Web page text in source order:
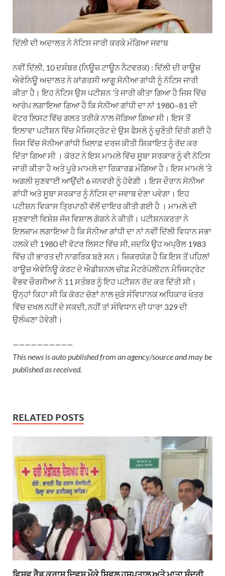
n
ਦਿੱਲੀ ਦੀ ਅਦਾਲਤ ਨੇ ਨੋਟਿਸ ਜਾਰੀ ਕਰਕੇ ਮੰਗਿਆ ਜਵਾਬ
ਨਵੀਂ ਦਿੱਲੀ, 10 ਦਸੰਬਰ (ਨਿਊਜ਼ ਟਾਊਨ ਨੈਟਵਰਕ) : ਦਿੱਲੀ ਦੀ ਰਾਊਜ਼
ਐਵੇਨਿਊ ਅਦਾਲਤ ਨੇ ਕਾਂਗਰਸੀ ਆਗੂ ਸੋਨੀਆ ਗਾਂਧੀ ਨੂੰ ਨੋਟਿਸ ਜਾਰੀ
ਕੀਤਾ ਹੈ। ਇਹ ਨੋਟਿਸ ਉਸ ਪਟੀਸ਼ਨ ’ਤੇ ਜਾਰੀ ਕੀਤਾ ਗਿਆ ਹੈ ਜਿਸ ਵਿੱਚ
ਆਰੋਪ ਲਗਾਇਆ ਗਿਆ ਹੈ ਕਿ ਸੋਨੀਆ ਗਾਂਧੀ ਦਾ ਨਾਂ 1980–81 ਦੀ
ਵੋਟਰ ਲਿਸਟ ਵਿੱਚ ਗਲਤ ਤਰੀਕੇ ਨਾਲ ਜੋੜਿਆ ਗਿਆ ਸੀ। ਇਸ ਤੋਂ
ਇਲਾਵਾ ਪਟੀਸ਼ਨ ਵਿੱਚ ਮੈਜਿਸਟ੍ਰੇਟ ਦੇ ਉਸ ਫੈਸਲੇ ਨੂੰ ਚੁਣੌਤੀ ਦਿੱਤੀ ਗਈ ਹੈ
ਜਿਸ ਵਿੱਚ ਸੋਨੀਆ ਗਾਂਧੀ ਖਿਲਾਫ਼ ਦਰਜ ਕੀਤੀ ਸ਼ਿਕਾਇਤ ਨੂੰ ਰੱਦ ਕਰ
ਦਿੱਤਾ ਗਿਆ ਸੀ । ਕੋਰਟ ਨੇ ਇਸ ਮਾਮਲੇ ਵਿੱਚ ਸੂਬਾ ਸਰਕਾਰ ਨੂੰ ਵੀ ਨੋਟਿਸ
ਜਾਰੀ ਕੀਤਾ ਹੈ ਅਤੇ ਪੂਰੇ ਮਾਮਲੇ ਦਾ ਰਿਕਾਰਡ ਮੰਗਿਆ ਹੈ। ਇਸ ਮਾਮਲੇ ’ਤੇ
ਅਗਲੀ ਸੁਣਵਾਈ ਆਉਂਦੀ 6 ਜਨਵਰੀ ਨੂੰ ਹੋਵੇਗੀ । ਇਸ ਦੌਰਾਨ ਸੋਨੀਆ
ਗਾਂਧੀ ਅਤੇ ਸੂਬਾ ਸਰਕਾਰ ਨੂੰ ਨੋਟਿਸ ਦਾ ਜਵਾਬ ਦੇਣਾ ਪਵੇਗਾ। ਇਹ
ਪਟੀਸ਼ਨ ਵਿਕਾਸ ਤ੍ਰਿਪਾਠੀ ਵੱਲੋਂ ਦਾਇਰ ਕੀਤੀ ਗਈ ਹੈ । ਮਾਮਲੇ ਦੀ
ਸੁਣਵਾਈ ਵਿਸ਼ੇਸ਼ ਜੱਜ ਵਿਸ਼ਾਲ ਗੋਗਨੇ ਨੇ ਕੀਤੀ। ਪਟੀਸ਼ਨਕਰਤਾ ਨੇ
ਇਲਜ਼ਾਮ ਲਗਾਇਆ ਹੈ ਕਿ ਸੋਨੀਆ ਗਾਂਧੀ ਦਾ ਨਾਂ ਨਵੀਂ ਦਿੱਲੀ ਵਿਧਾਨ ਸਭਾ
ਹਲਕੇ ਦੀ 1980 ਦੀ ਵੋਟਰ ਲਿਸਟ ਵਿੱਚ ਸੀ, ਜਦਕਿ ਉਹ ਅਪ੍ਰੈਲ 1983
ਵਿੱਚ ਹੀ ਭਾਰਤ ਦੀ ਨਾਗਰਿਕ ਬਣੇ ਸਨ। ਜ਼ਿਕਰਯੋਗ ਹੈ ਕਿ ਇਸ ਤੋਂ ਪਹਿਲਾਂ
ਰਾਊਜ਼ ਐਵੇਨਿਊ ਕੋਰਟ ਦੇ ਐਡੀਸ਼ਨਲ ਚੀਫ਼ ਮੈਟਰੋਪੋਲੀਟਨ ਮੈਜਿਸਟ੍ਰੇਟ
ਵੈਭਵ ਚੌਰਸੀਆ ਨੇ 11 ਸਤੰਬਰ ਨੂੰ ਇਹ ਪਟੀਸ਼ਨ ਰੱਦ ਕਰ ਦਿੱਤੀ ਸੀ।
ਉਨ੍ਹਾਂ ਕਿਹਾ ਸੀ ਕਿ ਕੋਰਟ ਚੋਣਾਂ ਨਾਲ ਜੁੜੇ ਸੰਵਿਧਾਨਕ ਅਧਿਕਾਰ ਖੇਤਰ
ਵਿੱਚ ਦਖਲ ਨਹੀਂ ਦੇ ਸਕਦੀ, ਨਹੀਂ ਤਾਂ ਸੰਵਿਧਾਨ ਦੀ ਧਾਰਾ 329 ਦੀ
ਉਲੰਘਣਾ ਹੋਵੇਗੀ।
——————————
This news is auto published from an agency/source and may be
published as received.
RELATED POSTS